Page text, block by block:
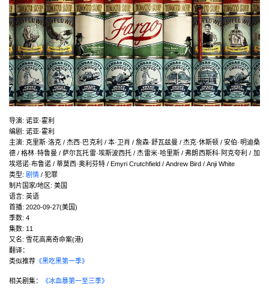
导演: 诺亚·霍利
编剧 : 诺亚·霍利
主演: 克里斯·洛克 / 杰西·巴克利 / 本·卫肖 / 詹森·舒瓦兹曼 / 杰克·休斯顿 / 安伯·明迪桑
德 / 格林·特鲁曼 / 萨尔瓦托雷·埃斯波西托 / 杰雷米·哈里斯 / 弗朗西斯科·阿克夸利 / 加
埃塔诺·布鲁诺 / 蒂莫西·奥利芬特 / Emyri Crutchfield / Andrew Bird / Anji White
类型: 剧情 / 犯罪
制片国家/地区: 美国
语言: 英语
首播: 2020-09-27(美国)
季数: 4
集数: 11
又名: 雪花高离奇命案(港)
翻译：
类似推荐 《黑吃黑第一季》
相关剧集： 《冰血暴第一至三季》